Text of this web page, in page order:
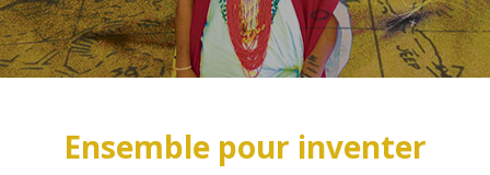
Ensemble pour inventer